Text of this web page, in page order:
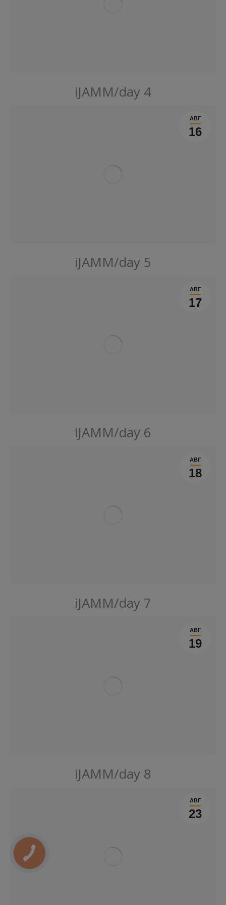
iJAMM/day 4
АВГ
16
iJAMM/day 5
АВГ
17
iJAMM/day 6
АВГ
18
iJAMM/day 7
АВГ
19
iJAMM/day 8
АВГ
23